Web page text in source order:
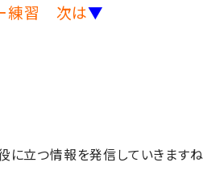
練習 次は▼
に立つ情報を発信していきますね